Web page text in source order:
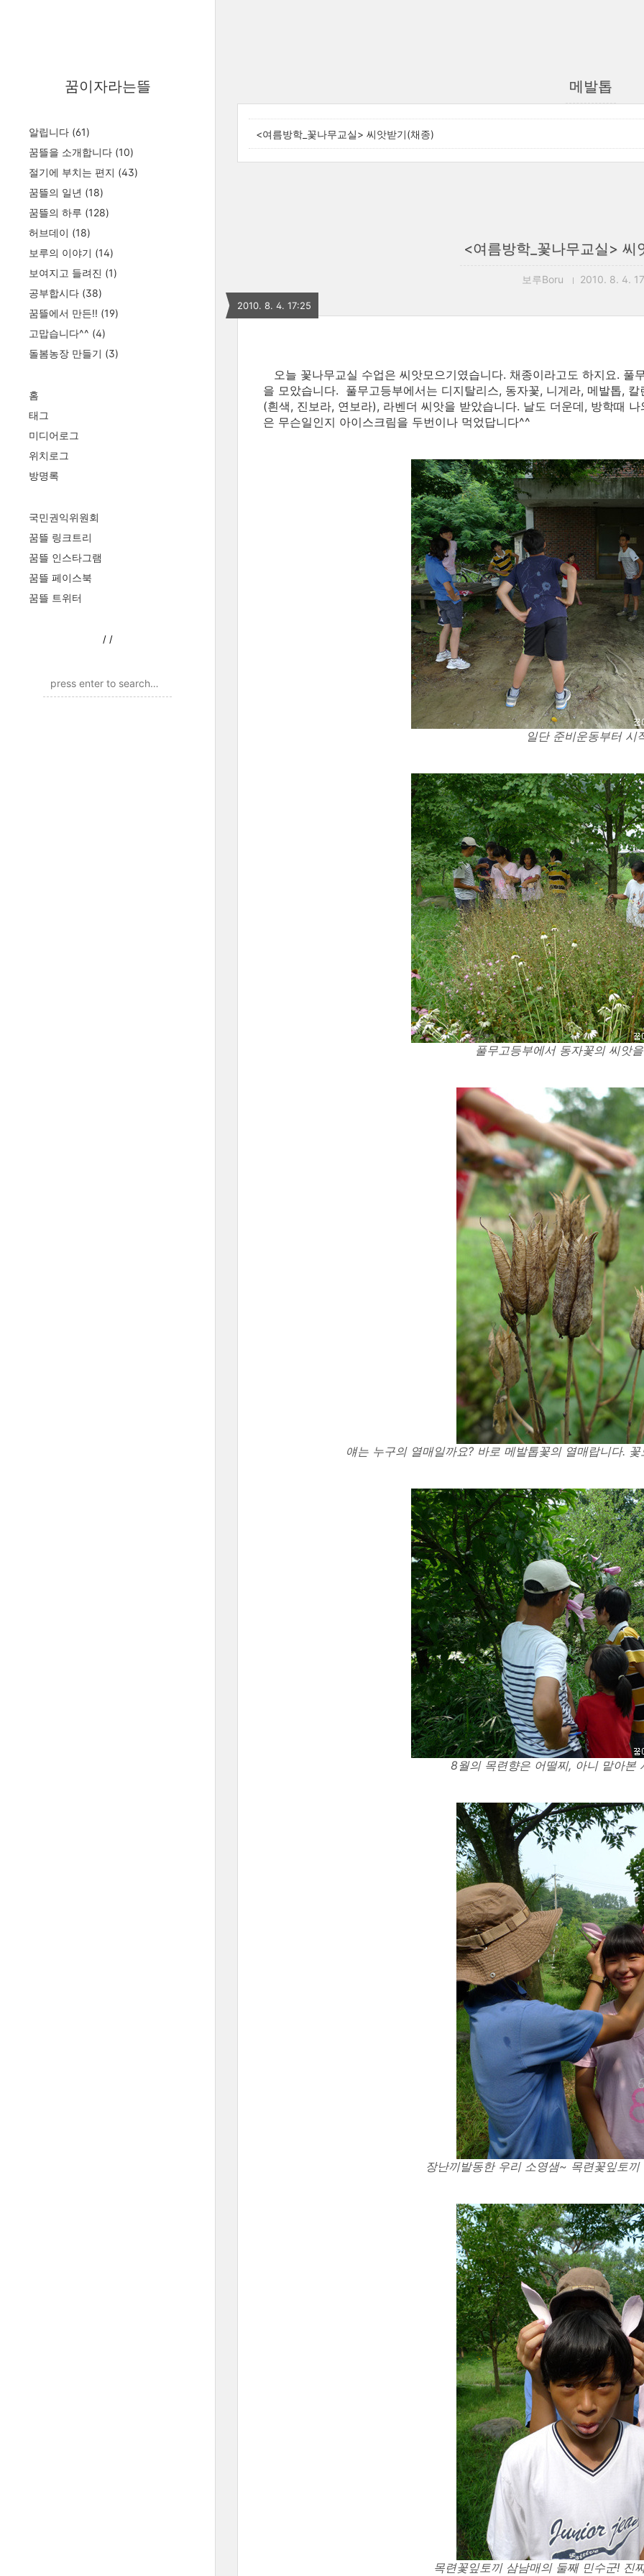
꿈이자라는뜰
알립니다 (61)
꿈뜰을 소개합니다 (10)
절기에 부치는 편지 (43)
꿈뜰의 일년 (18)
꿈뜰의 하루 (128)
허브데이 (18)
보루의 이야기 (14)
보여지고 들려진 (1)
공부합시다 (38)
꿈뜰에서 만든!! (19)
고맙습니다^^ (4)
돌봄농장 만들기 (3)
홈
태그
미디어로그
위치로그
방명록
국민권익위원회
꿈뜰 링크트리
꿈뜰 인스타그램
꿈뜰 페이스북
꿈뜰 트위터
/ /
메발톱
<여름방학_꽃나무교실> 씨앗받기(채종)
<여름방학_꽃나무교실> 씨
보루Boru 2010. 8. 4.
2010. 8. 4. 17:25
오늘 꽃나무교실 수업은 씨앗모으기였습니다. 채종이라고도 하지요. 풀
을 모았습니다. 풀무고등부에서는 디지탈리스, 동자꽃, 니게라, 메발톱,
(흰색, 진보라, 연보라), 라벤더 씨앗을 받았습니다. 날도 더운데, 방학때
은 무슨일인지 아이스크림을 두번이나 먹었답니다^^
일단 준비운동부터 시
풀무고등부에서 동자꽃의 씨앗
얘는 누구의 열매일까요? 바로 메발톱꽃의 열매랍니다.
8월의 목련향은 어떨찌, 아니 맡아본
장난끼발동한 우리 소영샘~ 목련꽃잎토
목련꽃잎토끼 삼남매의 둘째 민수군! 진